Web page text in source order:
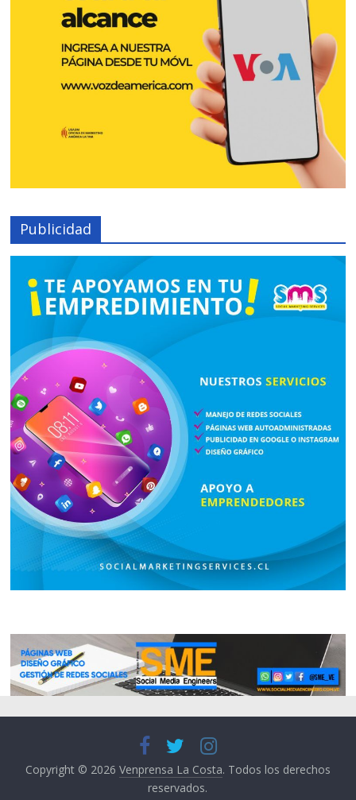
Publicidad
Copyright © 2026 Venprensa La Costa. Todos los derechos
reservados.